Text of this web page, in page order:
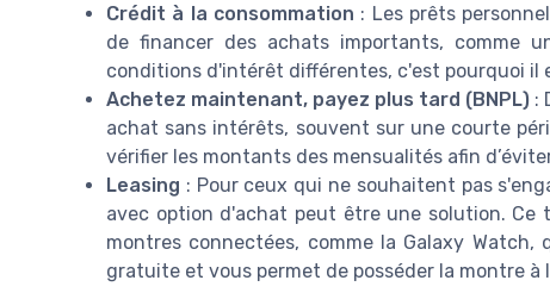
Crédit à la consommation : Les prêts
de financer des achats importants, comme
conditions d'intérêt différentes, c'est pourquoi il
Achetez maintenant, payez plus tard (BNPL) :
achat sans intérêts, souvent sur une courte
vérifier les montants des mensualités afin
Leasing : Pour ceux qui ne souhaitent pas
avec option d'achat peut être une solution.
montres connectées, comme la Galaxy
gratuite et vous permet de posséder la montre